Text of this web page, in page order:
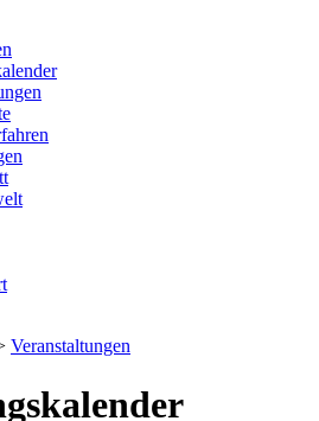
Veranstaltungen